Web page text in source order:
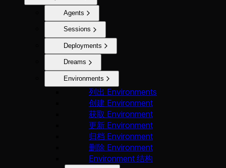
Agents
Sessions
Deployments
Dreams
Environments
列出 Environments
创建 Environment
获取 Environment
更新 Environment
归档 Environment
删除 Environment
Environment 结构